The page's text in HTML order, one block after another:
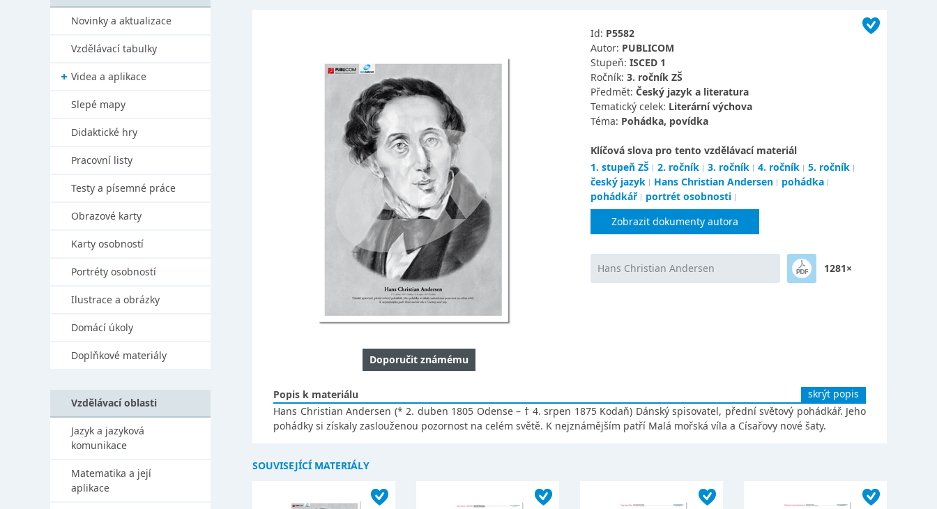
Doporučit známému
Id: P5582
Autor: PUBLICOM
Stupeň: ISCED 1
Ročník: 3. ročník ZŠ
Předmět: Český jazyk a literatura
Tematický celek: Literární výchova
Téma: Pohádka, povídka
Klíčová slova pro tento vzdělávací materiál
1. stupeň ZŠ
2. ročník 3. ročník 4. ročník
5. ročník
český jazyk
Hans Christian Andersen
pohádka
pohádkář
portrét osobnosti
Zobrazit dokumenty autora
Hans Christian Andersen 1281×
Popis k materiálu
skrýt popis
Hans Christian Andersen (* 2. duben 1805 Odense – † 4. srpen 1875 Kodaň) Dánský spisovatel, přední světový pohádkář. Jeho
pohádky si získaly zaslouženou pozornost na celém světě. K nejznámějším patří Malá mořská víla a Císařovy nové šaty.
SOUVISEJÍCÍ MATERIÁLY
Novinky a aktualizace
Vzdělávací tabulky
Videa a aplikace
Slepé mapy
Didaktické hry
Pracovní listy
Testy a písemné práce
Obrazové karty
Karty osobností
Portréty osobností
Ilustrace a obrázky
Domácí úkoly
Doplňkové materiály
Vzdělávací oblasti
Jazyk a jazyková
komunikace
Matematika a její
aplikace